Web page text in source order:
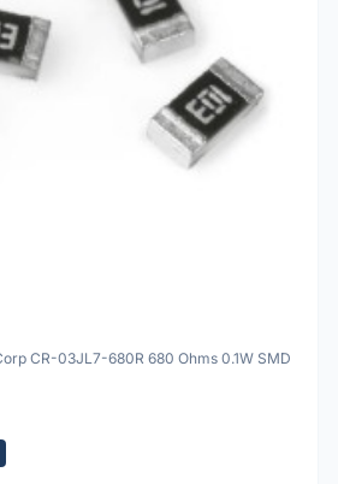
CR-03JL7-680R 680 Ohms 0.1W SMD